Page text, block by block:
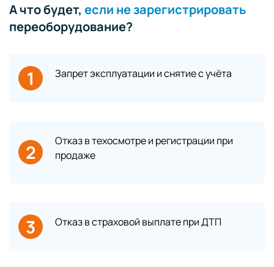
А что будет, если не зарегистрировать
переоборудование?
1 Запрет эксплуатации и снятие с учёта
2
Отказ в техосмотре и регистрации при
продаже
3 Отказ в страховой выплате при ДТП